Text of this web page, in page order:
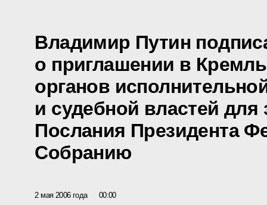
Владимир Путин
о приглашении в
органов
и судебной властей
Послания Президента
Собранию
2 мая 2006 года 00:00